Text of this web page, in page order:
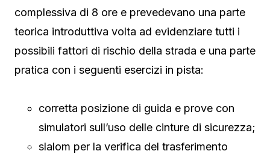
complessiva di 8 ore e prevedevano una parte
teorica introduttiva volta ad evidenziare tutti i
possibili fattori di rischio della strada e una parte
pratica con i seguenti esercizi in pista:
corretta posizione di guida e prove con
simulatori sull’uso delle cinture di sicurezza;
slalom per la verifica del trasferimento